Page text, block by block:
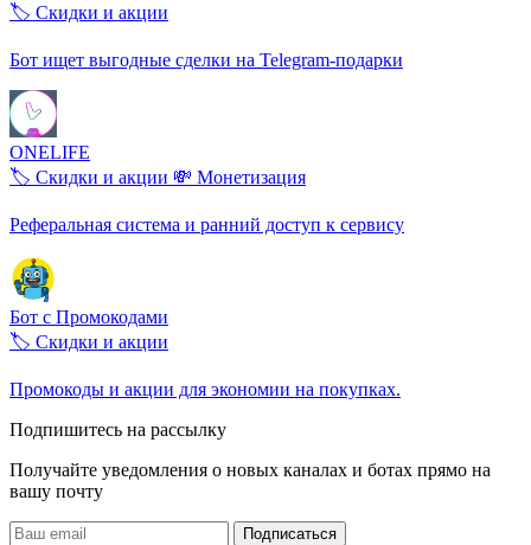
🏷️ Скидки и акции
Бот ищет выгодные сделки на Telegram-подарки
ONELIFE
🏷️ Скидки и акции 💸 Монетизация
Реферальная система и ранний доступ к сервису
Бот с Промокодами
🏷️ Скидки и акции
Промокоды и акции для экономии на покупках.
Подпишитесь на рассылку
Получайте уведомления о новых каналах и ботаx прямо на
вашу почту
Подписаться